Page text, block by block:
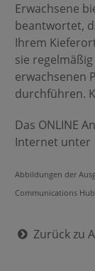
Erwachsene
beantwortet,
Ihrem
sie
erwachsenen
durchführen.
Das ONLINE
Internet unter
Abbildungen der
Communications
Zurück zu